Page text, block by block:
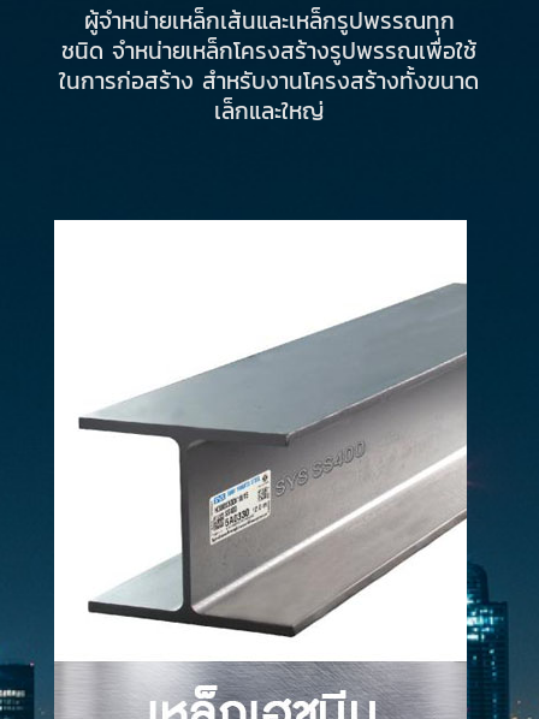
ผู้จำหน่ายเหล็กเส้นและเหล็กรูปพรรณทุก
ชนิด จำหน่ายเหล็กโครงสร้างรูปพรรณเพื่อใช้
ในการก่อสร้าง สำหรับงานโครงสร้างทั้งขนาด
เล็กและใหญ่